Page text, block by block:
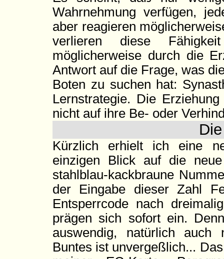
Wahrnehmung verfügen,
aber reagieren
verlieren diese
möglicherweise durch die
Antwort auf die Frage, was
Boten zu suchen hat:
Lernstrategie. Die
nicht auf ihre Be- oder
Kürzlich erhielt ich eine
einzigen Blick auf die
stahlblau-kackbraune
der Eingabe dieser Zahl
Entsperrcode nach
prägen sich sofort ein.
auswendig, natürlich
Buntes ist unvergeßlich...